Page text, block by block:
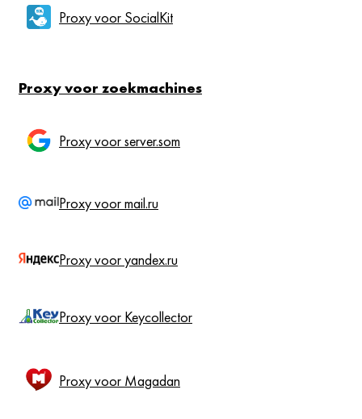
Proxy voor SocialKit
Proxy voor zoekmachines
Proxy voor server.som
Proxy voor mail.ru
Proxy voor yandex.ru
Proxy voor Keycollector
Proxy voor Magadan